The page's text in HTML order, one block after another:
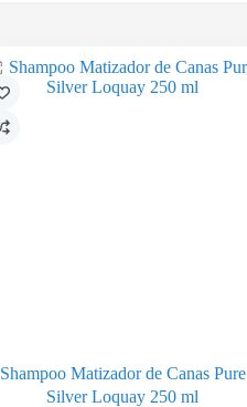
Shampoo Matizador de Canas Pure
Silver Loquay 250 ml